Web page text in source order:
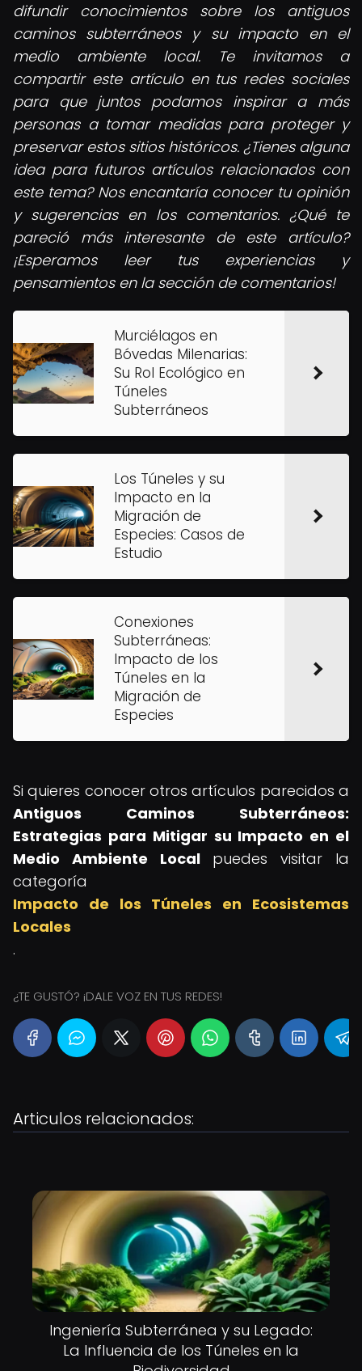
difundir conocimientos sobre los antiguos
caminos subterráneos y su impacto en el
medio ambiente local. Te invitamos a
compartir este artículo en tus redes sociales
para que juntos podamos inspirar a más
personas a tomar medidas para proteger y
preservar estos sitios históricos. ¿Tienes alguna
idea para futuros artículos relacionados con
este tema? Nos encantaría conocer tu opinión
y sugerencias en los comentarios. ¿Qué te
pareció más interesante de este artículo?
¡Esperamos leer tus experiencias y
pensamientos en la sección de comentarios!
Murciélagos en
Bóvedas Milenarias:
Su Rol Ecológico en
Túneles
Subterráneos
Los Túneles y su
Impacto en la
Migración de
Especies: Casos de
Estudio
Conexiones
Subterráneas:
Impacto de los
Túneles en la
Migración de
Especies
Si quieres conocer otros artículos parecidos a
Antiguos Caminos Subterráneos:
Estrategias para Mitigar su Impacto en el
Medio Ambiente Localpuedes visitar la
categoría
Impacto de los Túneles en Ecosistemas
Locales
.
¿TE GUSTÓ? ¡DALE VOZ EN TUS REDES!
Articulos relacionados:
Ingeniería Subterránea y su Legado:
La Influencia de los Túneles en la